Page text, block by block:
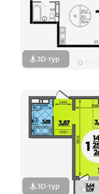
3D-тур
3D-тур